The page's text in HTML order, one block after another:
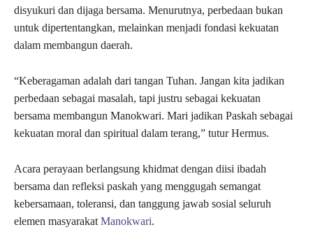
disyukuri dan dijaga bersama. Menurutnya, perbedaan bukan
untuk dipertentangkan, melainkan menjadi fondasi kekuatan
dalam membangun daerah.
“Keberagaman adalah dari tangan Tuhan. Jangan kita jadikan
perbedaan sebagai masalah, tapi justru sebagai kekuatan
bersama membangun Manokwari. Mari jadikan Paskah sebagai
kekuatan moral dan spiritual dalam terang,” tutur Hermus.
Acara perayaan berlangsung khidmat dengan diisi ibadah
bersama dan refleksi paskah yang menggugah semangat
kebersamaan, toleransi, dan tanggung jawab sosial seluruh
elemen masyarakat Manokwari.